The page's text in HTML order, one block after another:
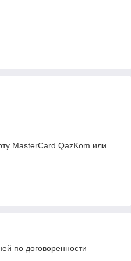
MasterCard QazKom или
по договоренности